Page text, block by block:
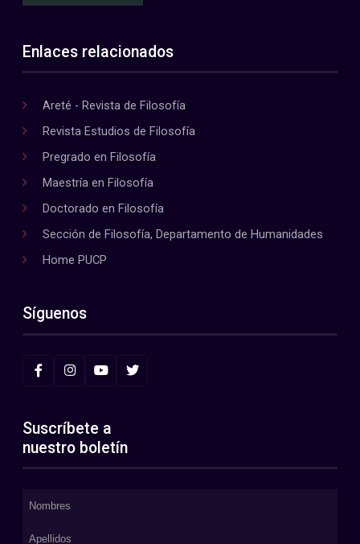
Enlaces relacionados
Areté - Revista de Filosofía
Revista Estudios de Filosofía
Pregrado en Filosofía
Maestría en Filosofía
Doctorado en Filosofía
Sección de Filosofía, Departamento de Humanidades
Home PUCP
Síguenos
Suscríbete a
nuestro boletín